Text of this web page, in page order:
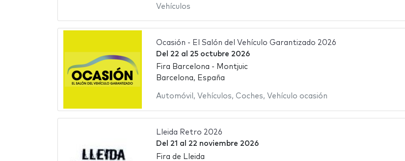
Vehículos
Ocasión - El Salón del Vehículo Garantizado 2026
Del 22 al 25 octubre 2026
Fira Barcelona - Montjuic
Barcelona, España
Automóvil , Vehículos, Coches, Vehículo ocasión
Lleida Retro 2026
Del 21 al 22 noviembre 2026
Fira de Lleida